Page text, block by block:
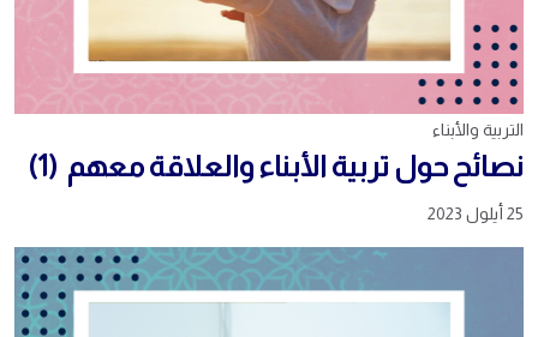
التربية والأبناء
نصائح حول تربية الأبناء والعلاقة معهم (1)
25 أيلول 2023